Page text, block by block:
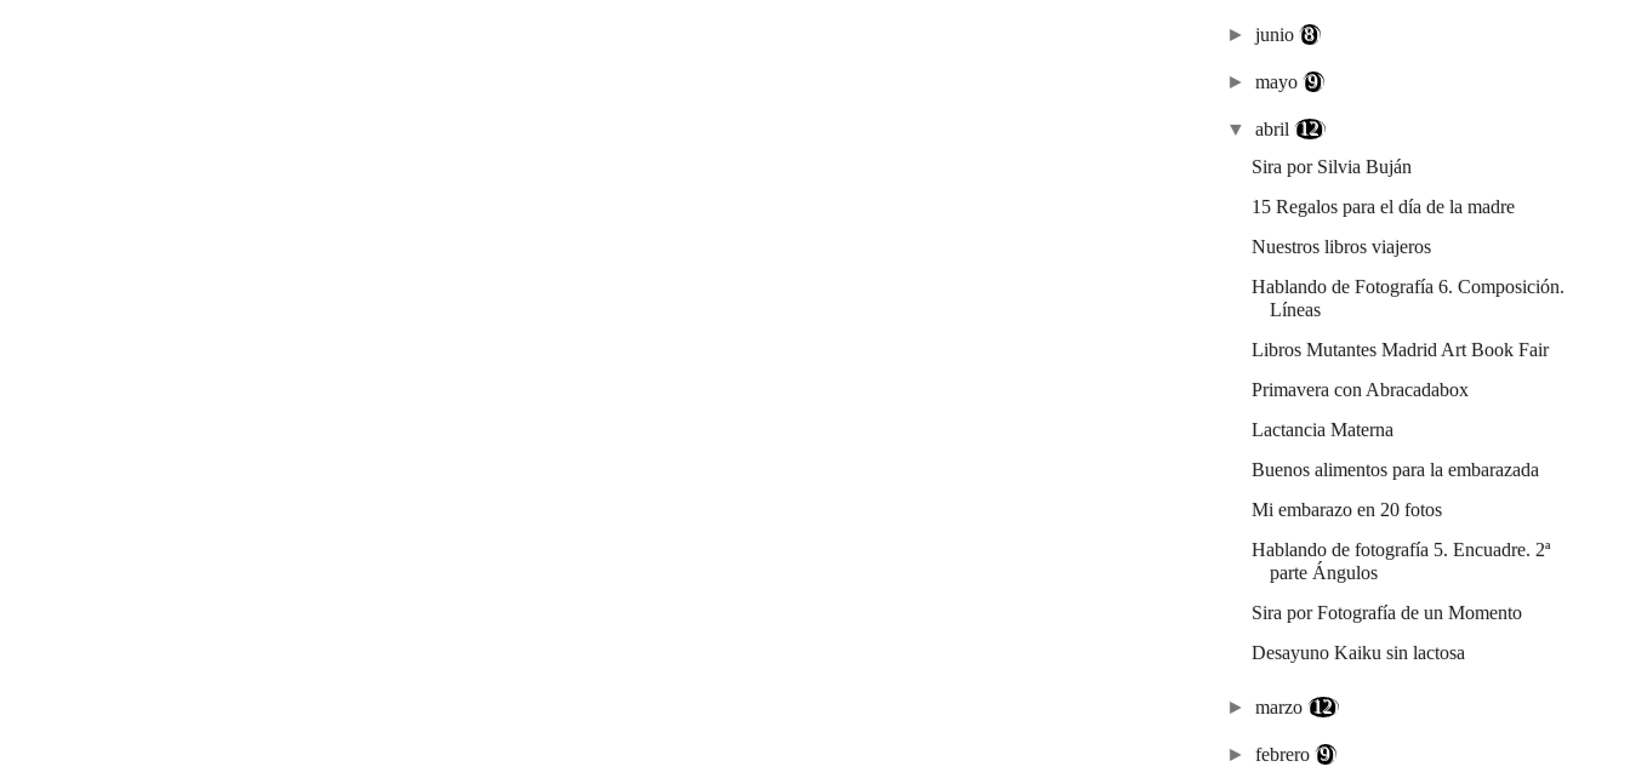
►junio(8)
►mayo(9)
▼abril (12)
Sira por Silvia Buján
15 Regalos para el día de la madre
Nuestros libros viajeros
Hablando de Fotografía 6. Composición.
Líneas
Libros Mutantes Madrid Art Book Fair
Primavera con Abracadabox
Lactancia Materna
Buenos alimentos para la embarazada
Mi embarazo en 20 fotos
Hablando de fotografía 5. Encuadre. 2ª
parte Ángulos
Sira por Fotografía de un Momento
Desayuno Kaiku sin lactosa
►marzo (12)
►febrero(9)